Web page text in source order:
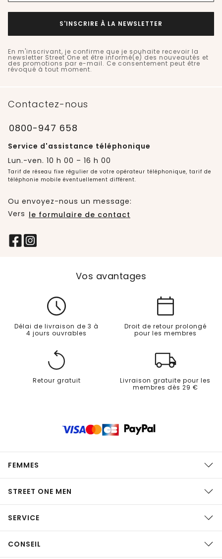
S'INSCRIRE À LA NEWSLETTER
En m'inscrivant, je confirme que je souhaite recevoir la
newsletter Street One et être informé(e) des nouveautés et
des promotions par e-mail. Ce consentement peut être
révoqué à tout moment.
Contactez-nous
0800-947 658
Service d'assistance téléphonique
Lun.-ven. 10 h 00 – 16 h 00
Tarif de réseau fixe régulier de votre opérateur téléphonique, tarif de
téléphonie mobile éventuellement différent.
Ou envoyez-nous un message:
Vers le formulaire de contact
Vos avantages
Délai de livraison de 3 à
4 jours ouvrables
Droit de retour prolongé
pour les membres
Retour gratuit
Livraison gratuite pour les
membres dès 29 €
FEMMES
STREET ONE MEN
SERVICE
CONSEIL